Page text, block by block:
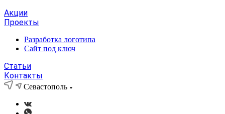
Акции
Проекты
Разработка логотипа
Сайт под ключ
Статьи
Контакты
Севастополь